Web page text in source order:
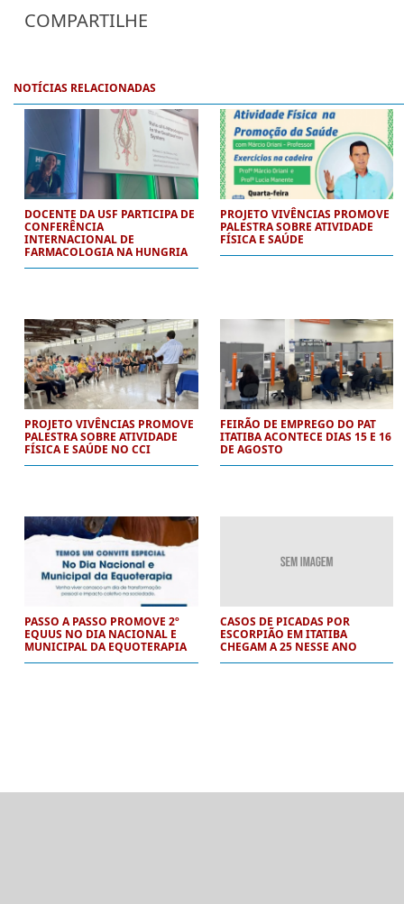
COMPARTILHE
NOTÍCIAS RELACIONADAS
DOCENTE DA USF PARTICIPA DE
CONFERÊNCIA
INTERNACIONAL DE
FARMACOLOGIA NA HUNGRIA
PROJETO VIVÊNCIAS PROMOVE
PALESTRA SOBRE ATIVIDADE
FÍSICA E SAÚDE
PROJETO VIVÊNCIAS PROMOVE
PALESTRA SOBRE ATIVIDADE
FÍSICA E SAÚDE NO CCI
FEIRÃO DE EMPREGO DO PAT
ITATIBA ACONTECE DIAS 15 E 16
DE AGOSTO
PASSO A PASSO PROMOVE 2º
EQUUS NO DIA NACIONAL E
MUNICIPAL DA EQUOTERAPIA
CASOS DE PICADAS POR
ESCORPIÃO EM ITATIBA
CHEGAM A 25 NESSE ANO